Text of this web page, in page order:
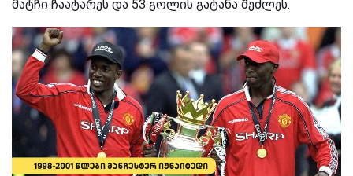
მატჩი ჩაატარეს და 53 გოლის გატანა შეძლეს.